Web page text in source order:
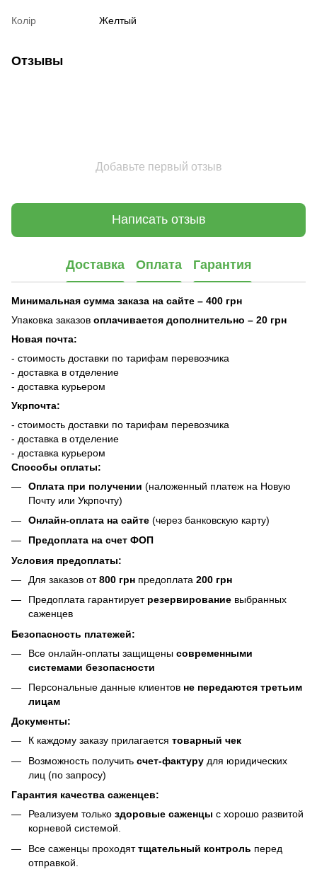
Колір Желтый
Отзывы
Добавьте первый отзыв
Написать отзыв
Доставка Оплата Гарантия
Минимальная сумма заказа на сайте – 400 грн
Упаковка заказов оплачивается дополнительно – 20 грн
Новая почта:
- стоимость доставки по тарифам перевозчика
- доставка в отделение
- доставка курьером
Укрпочта:
- стоимость доставки по тарифам перевозчика
- доставка в отделение
- доставка курьером
Способы оплаты:
Оплата при получении (наложенный платеж на Новую
Почту или Укрпочту)
Онлайн-оплата на сайте (через банковскую карту)
Предоплата на счет ФОП
Условия предоплаты:
Для заказов от800 грн предоплата 200 грн
Предоплата гарантирует резервирование выбранных
саженцев
Безопасность платежей:
Все онлайн-оплаты защищены современными
системами безопасности
Персональные данные клиентов не передаются третьим
лицам
Документы:
К каждому заказу прилагается товарный чек
Возможность получить счет-фактуру для юридических
лиц (по запросу)
Гарантия качества саженцев:
Реализуем только здоровые саженцы с хорошо развитой
корневой системой.
Все саженцы проходяттщательный контроль перед
отправкой.